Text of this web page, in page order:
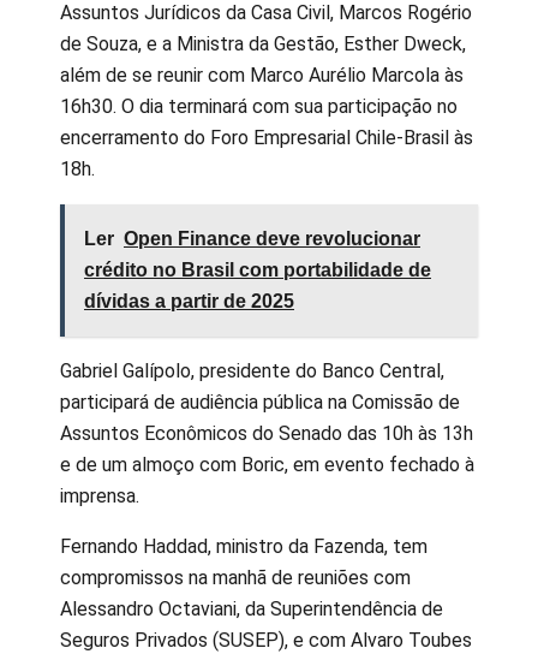
Assuntos Jurídicos da Casa Civil, Marcos Rogério
de Souza, e a Ministra da Gestão, Esther Dweck,
além de se reunir com Marco Aurélio Marcola às
16h30. O dia terminará com sua participação no
encerramento do Foro Empresarial Chile-Brasil às
18h.
Ler Open Finance deve revolucionar
crédito no Brasil com portabilidade de
dívidas a partir de 2025
Gabriel Galípolo, presidente do Banco Central,
participará de audiência pública na Comissão de
Assuntos Econômicos do Senado das 10h às 13h
e de um almoço com Boric, em evento fechado à
imprensa.
Fernando Haddad, ministro da Fazenda, tem
compromissos na manhã de reuniões com
Alessandro Octaviani, da Superintendência de
Seguros Privados (SUSEP), e com Alvaro Toubes